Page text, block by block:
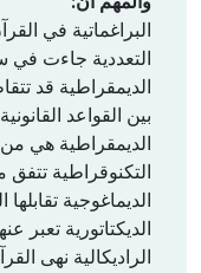
البراغماتية في
التعددية جاءت في
الديمقراطية قد
بين القواعد
الديمقراطية هي
التكنوقراطية
الديماغوجية تقابلها
الديكتاتورية
الراديكالية نهى